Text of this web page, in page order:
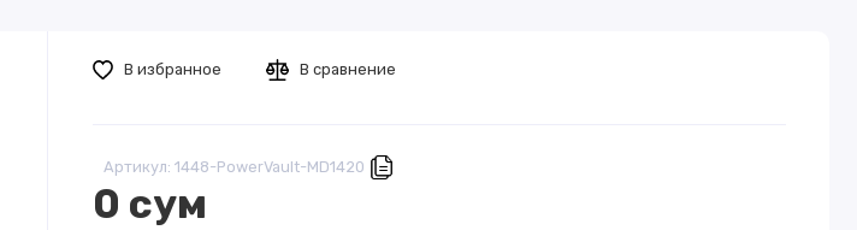
Артикул: 1448-PowerVault-MD1420
0 сум
В избранное В сравнение